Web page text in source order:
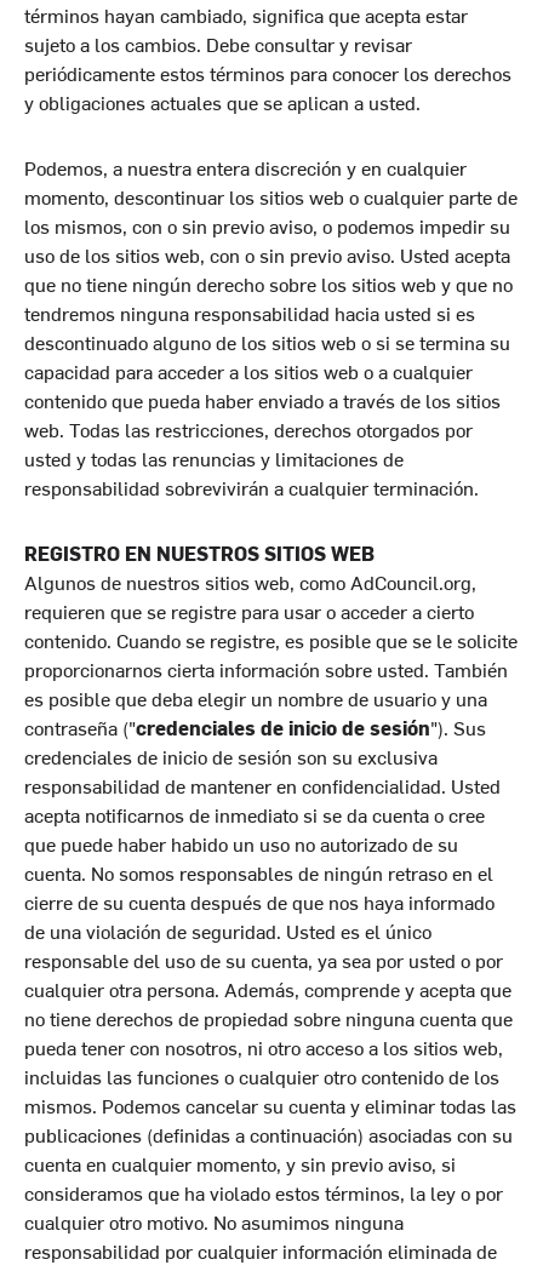
términos hayan cambiado, significa que acepta estar
sujeto a los cambios. Debe consultar y revisar
periódicamente estos términos para conocer los derechos
y obligaciones actuales que se aplican a usted.
Podemos, a nuestra entera discreción y en cualquier
momento, descontinuar los sitios web o cualquier parte de
los mismos, con o sin previo aviso, o podemos impedir su
uso de los sitios web, con o sin previo aviso. Usted acepta
que no tiene ningún derecho sobre los sitios web y que no
tendremos ninguna responsabilidad hacia usted si es
descontinuado alguno de los sitios web o si se termina su
capacidad para acceder a los sitios web o a cualquier
contenido que pueda haber enviado a través de los sitios
web. Todas las restricciones, derechos otorgados por
usted y todas las renuncias y limitaciones de
responsabilidad sobrevivirán a cualquier terminación.
REGISTRO EN NUESTROS SITIOS WEB
Algunos de nuestros sitios web, como AdCouncil.org,
requieren que se registre para usar o acceder a cierto
contenido. Cuando se registre, es posible que se le solicite
proporcionarnos cierta información sobre usted. También
es posible que deba elegir un nombre de usuario y una
contraseña ("credenciales de inicio de sesión"). Sus
credenciales de inicio de sesión son su exclusiva
responsabilidad de mantener en confidencialidad. Usted
acepta notificarnos de inmediato si se da cuenta o cree
que puede haber habido un uso no autorizado de su
cuenta. No somos responsables de ningún retraso en el
cierre de su cuenta después de que nos haya informado
de una violación de seguridad. Usted es el único
responsable del uso de su cuenta, ya sea por usted o por
cualquier otra persona. Además, comprende y acepta que
no tiene derechos de propiedad sobre ninguna cuenta que
pueda tener con nosotros, ni otro acceso a los sitios web,
incluidas las funciones o cualquier otro contenido de los
mismos. Podemos cancelar su cuenta y eliminar todas las
publicaciones (definidas a continuación) asociadas con su
cuenta en cualquier momento, y sin previo aviso, si
consideramos que ha violado estos términos, la ley o por
cualquier otro motivo. No asumimos ninguna
responsabilidad por cualquier información eliminada de